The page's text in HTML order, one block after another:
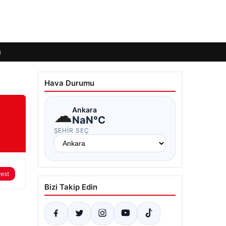
Hava Durumu
☁Ankara
NaN°C
ŞEHIR SEÇ
Bizi Takip Edin